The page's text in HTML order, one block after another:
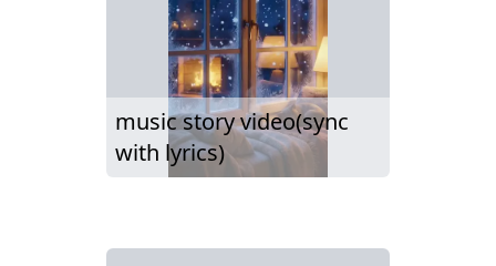
music story video(sync
with lyrics)